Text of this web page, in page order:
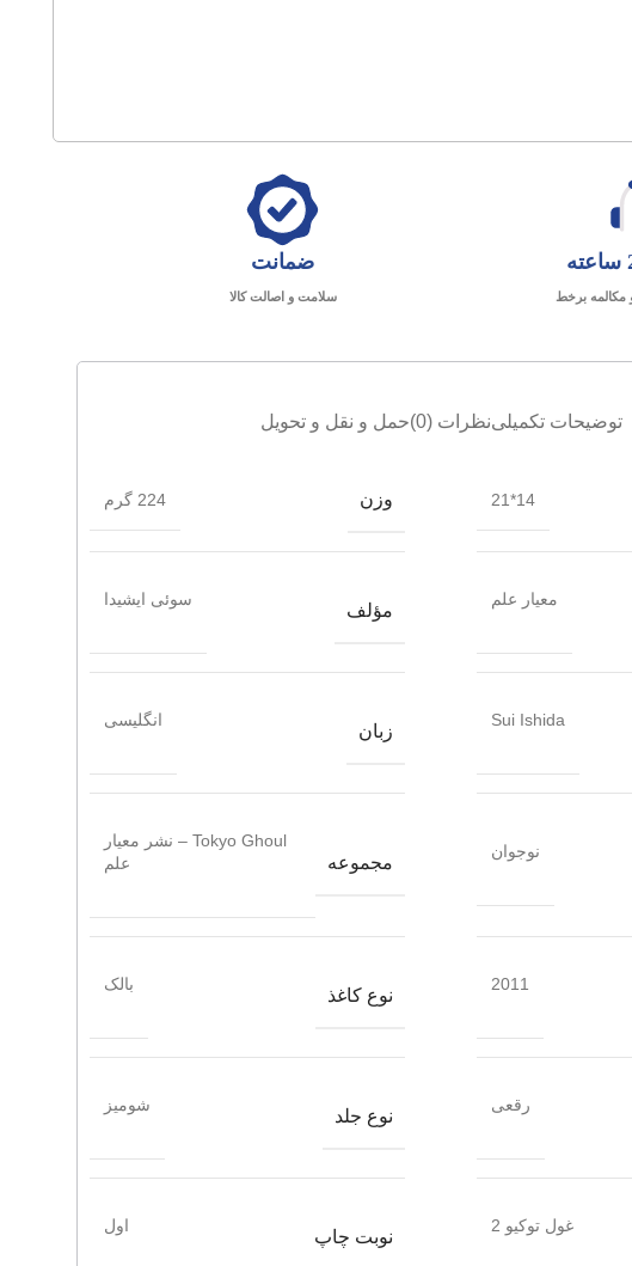
ضمانت
سلامت و اصالت کالا
توضیحات تکمیلینظرات (0) حمل و نقل و تحویل
14*21 وزن 224 گرم
معیار علم
مؤلف
سوئی ایشیدا
Sui Ishida
زبان
انگلیسی
نوجوان
مجموعه
Tokyo Ghoul – نشر معیار
علم
2011
نوع کاغذ
بالک
رقعی
نوع جلد
شومیز
غول توکیو 2
نوبت چاپ
اول